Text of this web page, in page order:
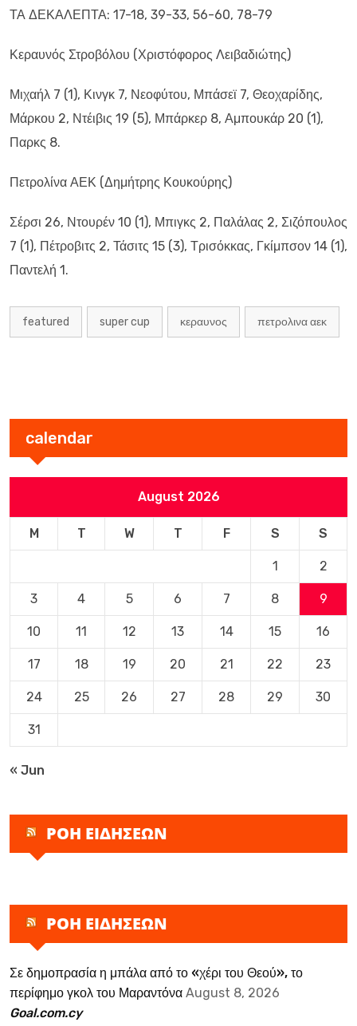
ΤΑ ΔΕΚΑΛΕΠΤΑ: 17-18, 39-33, 56-60, 78-79
Κεραυνός Στροβόλου (Χριστόφορος Λειβαδιώτης)
Μιχαήλ 7 (1), Κινγκ 7, Νεοφύτου, Μπάσεϊ 7, Θεοχαρίδης,
Μάρκου 2, Ντέιβις 19 (5), Μπάρκερ 8, Αμπουκάρ 20 (1),
Παρκς 8.
Πετρολίνα ΑΕΚ (Δημήτρης Κουκούρης)
Σέρσι 26, Ντουρέν 10 (1), Μπιγκς 2, Παλάλας 2, Σιζόπουλος
7 (1), Πέτροβιτς 2, Τάσιτς 15 (3), Τρισόκκας, Γκίμπσον 14 (1),
Παντελή 1.
featured super cup κεραυνος πετρολινα αεκ
calendar
August 2026
M T W T F S S
1 2
3 4 5 6 7 8 9
10 11 12 13 14 15 16
17 18 19 20 21 22 23
24 25 26 27 28 29 30
31
« Jun
ΡΟΗ ΕΙΔΗΣΕΩΝ
ΡΟΗ ΕΙΔΗΣΕΩΝ
Σε δημοπρασία η μπάλα από το «χέρι του Θεού», το
περίφημο γκολ του Μαραντόνα August 8, 2026
Goal.com.cy